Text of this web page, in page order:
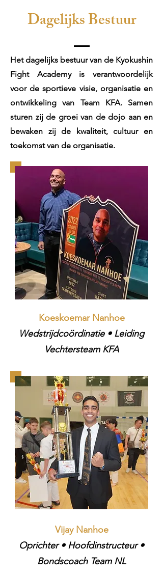
Dagelijks Bestuur
Het dagelijks bestuur van de Kyokushin
Fight Academy is verantwoordelijk
voor de sportieve visie, organisatie en
ontwikkeling van Team KFA. Samen
sturen zij de groei van de dojo aan en
bewaken zij de kwaliteit, cultuur en
toekomst van de organisatie.
Koeskoemar Nanhoe​
Wedstrijdcoördinatie • Leiding
Vechtersteam KFA​
Vijay Nanhoe​
Oprichter • Hoofdinstructeur ​•
Bondscoach Team NL